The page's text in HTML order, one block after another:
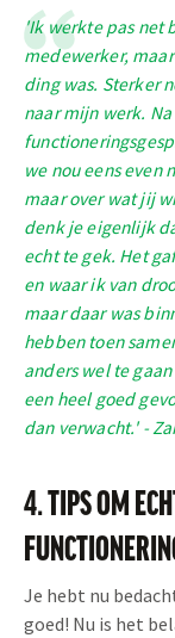
'Ik werkte pas net
medewerker,
ding was. Sterker
naar mijn werk.
we nou eens even
maar over wat jij
denk je eigenlijk
echt te gek. Het
en waar ik van
maar daar was
hebben toen
anders wel te
een heel goed
dan verwacht.' -
4. TIPS OM
Je hebt nu
goed! Nu is het